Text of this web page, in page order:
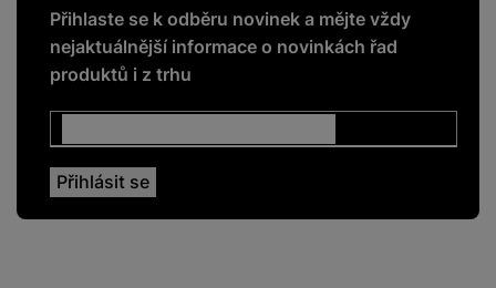
Přihlaste se k odběru novinek a mějte vždy
nejaktuálnější informace o novinkách řad
produktů i z trhu